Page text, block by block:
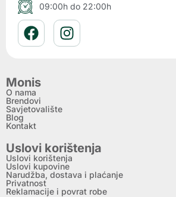
09:00h do 22:00h
Monis
O nama
Brendovi
Savjetovalište
Blog
Kontakt
Uslovi korištenja
Uslovi korištenja
Uslovi kupovine
Narudžba, dostava i plaćanje
Privatnost
Reklamacije i povrat robe